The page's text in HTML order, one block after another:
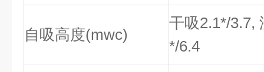
自吸高度(mwc)
干吸2.1*/3.7,
*/6.4